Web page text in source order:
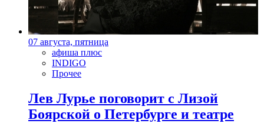
07 августа, пятница
афиша плюс
INDIGO
Прочее
Лев Лурье поговорит с Лизой
Боярской о Петербурге и театре